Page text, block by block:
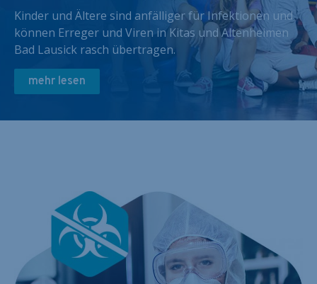
Kinder und Ältere sind anfälliger für Infektionen und
können Erreger und Viren in Kitas und Altenheimen
Bad Lausick rasch übertragen.
mehr lesen